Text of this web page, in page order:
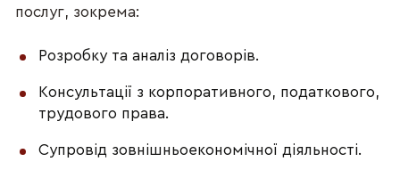
послуг, зокрема:
Розробку та аналіз договорів.
Консультації з корпоративного, податкового,
трудового права.
Супровід зовнішньоекономічної діяльності.